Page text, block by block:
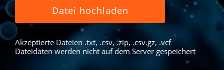
Datei hochladen
Akzeptierte Dateien .txt, .csv, .zip, .csv.gz, .vcf
Dateidaten werden nicht auf dem Server gespeichert